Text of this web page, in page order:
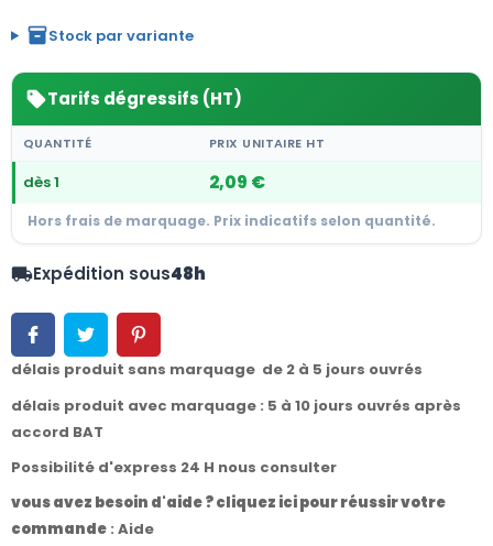
inventory_2Stock par variante
sellTarifs dégressifs (HT)
QUANTITÉ PRIX UNITAIRE HT
dès 1 2,09 €
Hors frais de marquage. Prix indicatifs selon quantité.
local_shippingExpédition sous48h
délais produit sans marquage de 2 à 5 jours ouvrés
délais produit avec marquage : 5 à 10 jours ouvrés après
accord BAT
Possibilité d'express 24 H nous consulter
vous avez besoin d'aide ? cliquez ici pour réussir votre
commande : Aide